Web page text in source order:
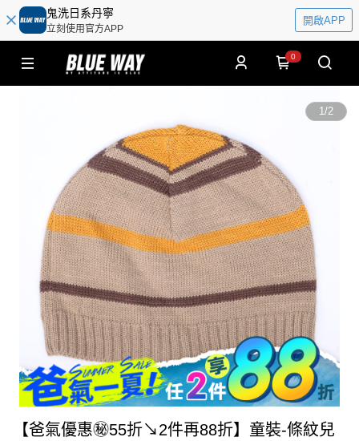
鬼洗日系丹寧
立刻使用官方APP
開啟APP
0
1/2
【爸氣優惠㊙55折↘2件再88折】童裝-條紋兒